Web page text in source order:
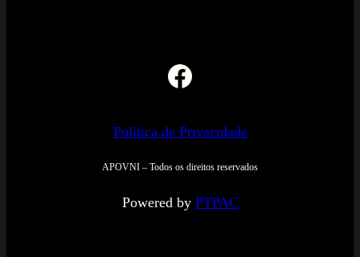
Facebook
Política de Privacidade
APOVNI – Todos os direitos reservados
Powered by PTPAC